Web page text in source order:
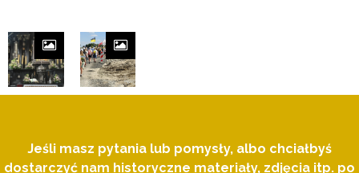
Jeśli masz pytania lub pomysły, albo chciałbyś
dostarczyć nam historyczne materiały, zdjęcia itp. po